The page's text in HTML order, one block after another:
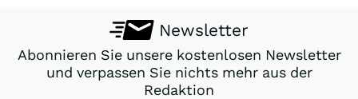
Newsletter
Abonnieren Sie unsere kostenlosen Newsletter
und verpassen Sie nichts mehr aus der
Redaktion